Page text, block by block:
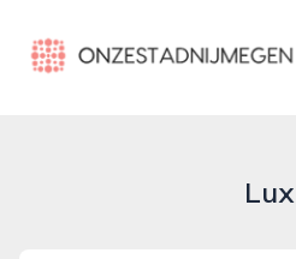
onzestadnijmegen.nl
Lux